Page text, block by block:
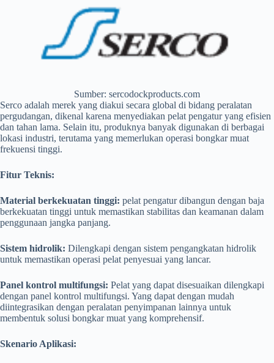
Sumber: sercodockproducts.com
Serco adalah merek yang diakui secara global di bidang peralatan
pergudangan, dikenal karena menyediakan pelat pengatur yang efisien
dan tahan lama. Selain itu, produknya banyak digunakan di berbagai
lokasi industri, terutama yang memerlukan operasi bongkar muat
frekuensi tinggi.
Fitur Teknis:
Material berkekuatan tinggi: pelat pengatur dibangun dengan baja
berkekuatan tinggi untuk memastikan stabilitas dan keamanan dalam
penggunaan jangka panjang.
Sistem hidrolik: Dilengkapi dengan sistem pengangkatan hidrolik
untuk memastikan operasi pelat penyesuai yang lancar.
Panel kontrol multifungsi: Pelat yang dapat disesuaikan dilengkapi
dengan panel kontrol multifungsi. Yang dapat dengan mudah
diintegrasikan dengan peralatan penyimpanan lainnya untuk
membentuk solusi bongkar muat yang komprehensif.
Skenario Aplikasi: